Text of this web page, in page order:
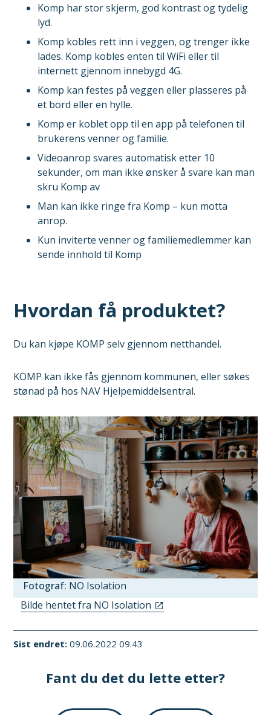
Komp har stor skjerm, god kontrast og tydelig
lyd.
Komp kobles rett inn i veggen, og trenger ikke
lades. Komp kobles enten til WiFi eller til
internett gjennom innebygd 4G.
Komp kan festes på veggen eller plasseres på
et bord eller en hylle.
Komp er koblet opp til en app på telefonen til
brukerens venner og familie.
Videoanrop svares automatisk etter 10
sekunder, om man ikke ønsker å svare kan man
skru Komp av
Man kan ikke ringe fra Komp – kun motta
anrop.
Kun inviterte venner og familiemedlemmer kan
sende innhold til Komp
Hvordan få produktet?
Du kan kjøpe KOMP selv gjennom netthandel.
KOMP kan ikke fås gjennom kommunen, eller søkes
stønad på hos NAV Hjelpemiddelsentral.
NO Isolation
Bilde hentet fra NO Isolation
Sist endret 09.06.2022 09.43
Fant du det du lette etter?